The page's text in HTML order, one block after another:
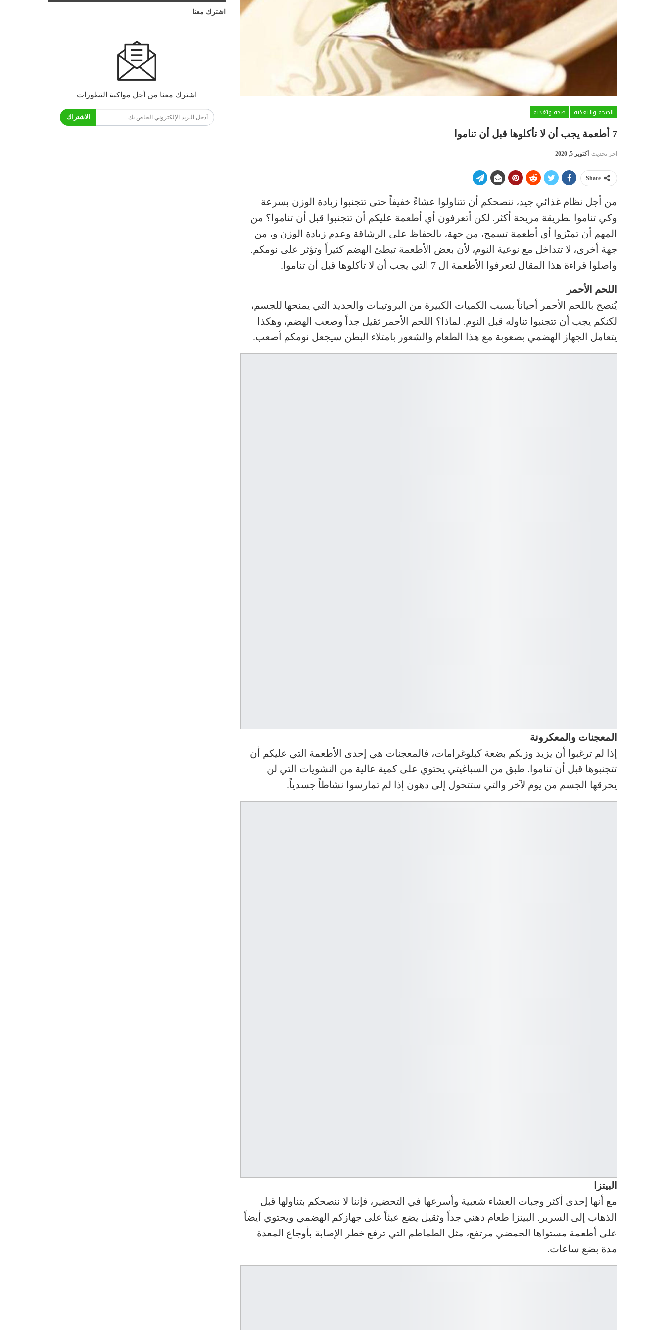
الصحة والتغذية
صحة وتغذية
7 أطعمة يجب أن لا تأكلوها قبل أن تناموا
اخر تحديث أكتوبر 5, 2020
Share
من أجل نظام غذائي جيد، ننصحكم أن تتناولوا عشاءً خفيفاً حتى تتجنبوا زيادة الوزن بسرعة
وكي تناموا بطريقة مريحة أكثر. لكن أتعرفون أي أطعمة عليكم أن تتجنبوا قبل أن تناموا؟ من
المهم أن تميّزوا أي أطعمة تسمح، من جهة، بالحفاظ على الرشاقة وعدم زيادة الوزن و، من
جهة أخرى، لا تتداخل مع نوعية النوم، لأن بعض الأطعمة تبطئ الهضم كثيراً وتؤثر على نومكم.
واصلوا قراءة هذا المقال لتعرفوا الأطعمة ال 7 التي يجب أن لا تأكلوها قبل أن تناموا.
اللحم الأحمر
يُنصح باللحم الأحمر أحياناً بسبب الكميات الكبيرة من البروتينات والحديد التي يمنحها للجسم،
لكنكم يجب أن تتجنبوا تناوله قبل النوم. لماذا؟ اللحم الأحمر ثقيل جداً وصعب الهضم، وهكذا
يتعامل الجهاز الهضمي بصعوبة مع هذا الطعام والشعور بامتلاء البطن سيجعل نومكم أصعب.
المعجنات والمعكرونة
إذا لم ترغبوا أن يزيد وزنكم بضعة كيلوغرامات، فالمعجنات هي إحدى الأطعمة التي عليكم أن
تتجنبوها قبل أن تناموا. طبق من السباغيتي يحتوي على كمية عالية من النشويات التي لن
يحرقها الجسم من يوم لآخر والتي ستتحول إلى دهون إذا لم تمارسوا نشاطاً جسدياً.
البيتزا
مع أنها إحدى أكثر وجبات العشاء شعبية وأسرعها في التحضير، فإننا لا ننصحكم بتناولها قبل
الذهاب إلى السرير. البيتزا طعام دهني جداً وثقيل يضع عبئاً على جهازكم الهضمي ويحتوي أيضاً
على أطعمة مستواها الحمضي مرتفع، مثل الطماطم التي ترفع خطر الإصابة بأوجاع المعدة
مدة بضع ساعات.
اشترك معنا
اشترك معنا من أجل مواكبة التطورات
الاشتراك